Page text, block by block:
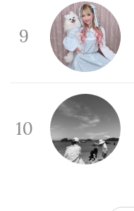
9
10